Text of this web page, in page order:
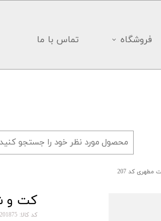
فروشگاه تماس با ما
مطهری کد 207
کت و
کد کالا: 00201875